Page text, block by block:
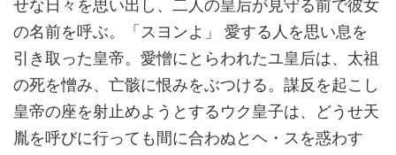
の名前を呼ぶ。「スヨンよ」 愛する人を思い息を
引き取った皇帝。愛憎にとらわれたユ皇后は、太祖
の死を憎み、亡骸に恨みをぶつける。謀反を起こし
皇帝の座を射止めようとするウク皇子は、どうせ天
胤を呼びに行っても間に合わぬとヘ・スを惑わす